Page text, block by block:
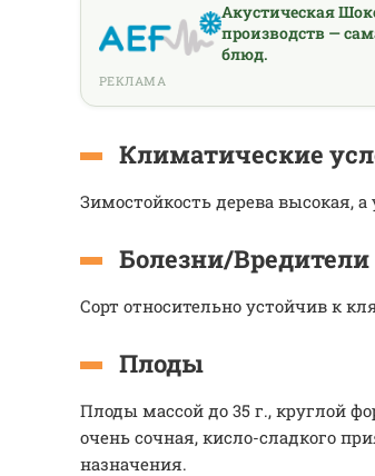
Акустическая
производств —
блюд.
РЕКЛАМА
Климатические
Зимостойкость дерева высокая,
Болезни/Вредители
Сорт относительно устойчив к
Плоды
Плоды массой до 35 г., круглой
очень сочная, кисло-сладкого
назначения.